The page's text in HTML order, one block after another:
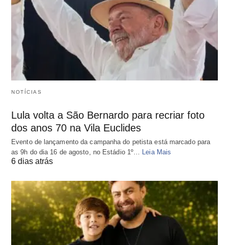
NOTÍCIAS
Lula volta a São Bernardo para recriar foto
dos anos 70 na Vila Euclides
Evento de lançamento da campanha do petista está marcado para
as 9h do dia 16 de agosto, no Estádio 1º… Leia Mais
6 dias atrás